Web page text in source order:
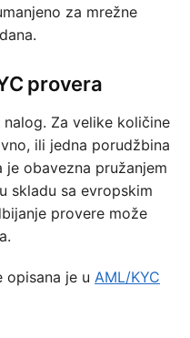
za mrežne
provera
Za velike količine
ili jedna porudžbina
je obavezna pružanjem
skladu sa evropskim
provere može
opisana je u AML/KYC